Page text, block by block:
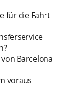
für die Fahrt
Barcelona
voraus